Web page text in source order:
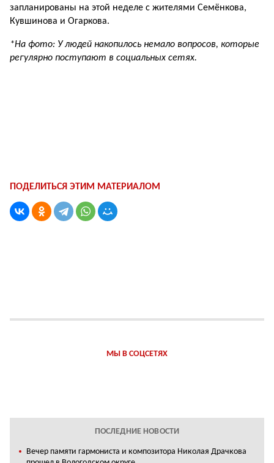
запланированы на этой неделе с жителями Семёнкова,
Кувшинова и Огаркова.
*На фото: У людей накопилось немало вопросов, которые
регулярно поступают в социальных сетях.
ПОДЕЛИТЬСЯ ЭТИМ МАТЕРИАЛОМ
МЫ В СОЦСЕТЯХ
ПОСЛЕДНИЕ НОВОСТИ
Вечер памяти гармониста и композитора Николая Драчкова